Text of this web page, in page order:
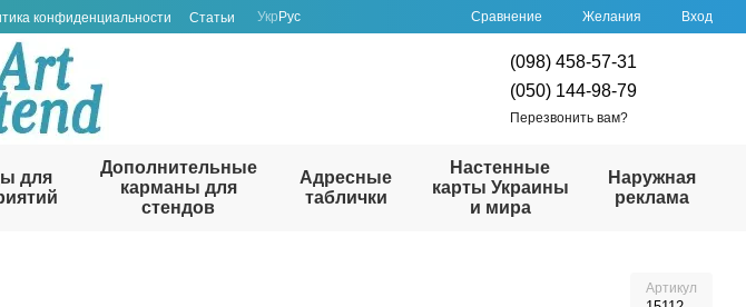
конфиденциальности Статьи Укр Рус Сравнение Желания Вход
(098) 458-57-31
(050) 144-98-79
Перезвонить вам?
для
Дополнительные
карманы для
стендов
Адресные
таблички
Настенные
карты Украины
и мира
Наружная
реклама
Артикул